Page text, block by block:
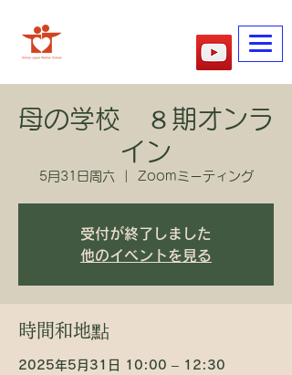
母の学校 ８期オンラ
イン
5月31日周六 Zoomミーティング
受付が終了しました
他のイベントを見る
時間和地點
2025年5月31日 10:00 – 12:30